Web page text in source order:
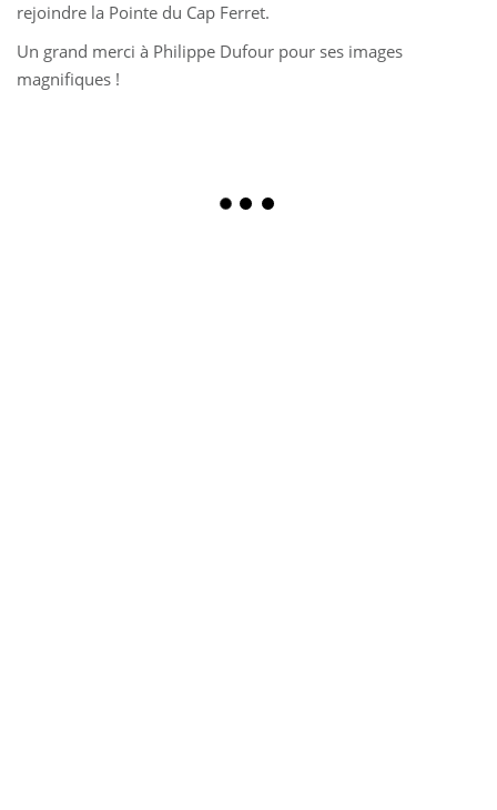
rejoindre la Pointe du Cap Ferret.
Un grand merci à Philippe Dufour pour ses images
magnifiques !